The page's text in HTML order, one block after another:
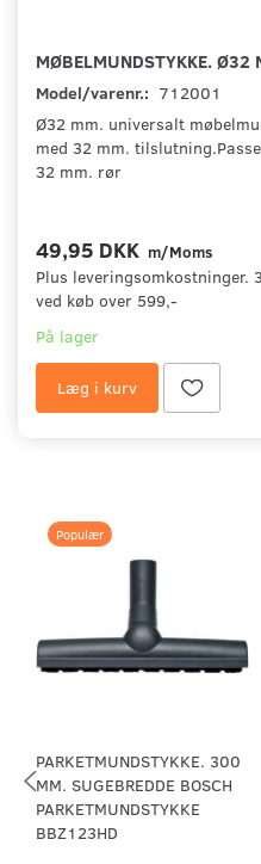
MØBELMUNDSTYKKE. Ø32
Model/varenr.: 712001
Ø32 mm. universalt
med 32 mm.
32 mm. rør
49,95 DKK m/Moms
Plus
ved køb over 599,-
På lager
Læg i kurv
Populær
PARKETMUNDSTYKKE. 300
MM. SUGEBREDDE BOSCH
PARKETMUNDSTYKKE
BBZ123HD